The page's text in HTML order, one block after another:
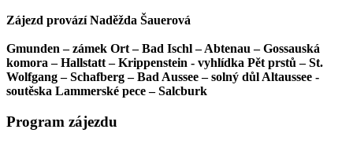
Zájezd provází Naděžda Šauerová
Gmunden – zámek Ort – Bad Ischl – Abtenau – Gossauská
komora – Hallstatt – Krippenstein - vyhlídka Pět prstů – St.
Wolfgang – Schafberg – Bad Aussee – solný důl Altaussee -
soutěska Lammerské pece – Salcburk
Program zájezdu